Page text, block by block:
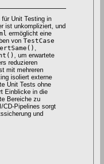
Unit Testing in
ist unkompliziert, und
ermöglicht eine
von TestCase
,
, um erwartete
reduzieren
mit mehreren
isoliert externe
Unit Tests ohne
Einblicke in die
Bereiche zu
CD-Pipelines sorgt
und